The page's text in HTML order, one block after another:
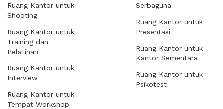
Ruang Kantor untuk
Shooting
Ruang Kantor untuk
Training dan
Pelatihan
Ruang Kantor untuk
Interview
Ruang Kantor untuk
Tempat Workshop
Serbaguna
Ruang Kantor untuk
Presentasi
Ruang Kantor untuk
Kantor Sementara
Ruang Kantor untuk
Psikotest